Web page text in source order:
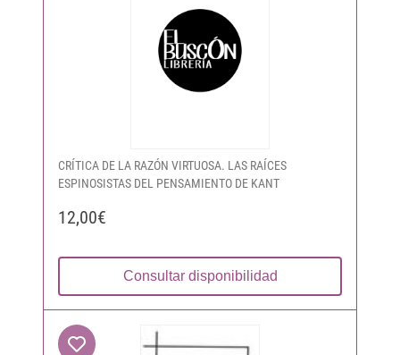
CRÍTICA DE LA RAZÓN VIRTUOSA. LAS RAÍCES
ESPINOSISTAS DEL PENSAMIENTO DE KANT
12,00€
Consultar disponibilidad